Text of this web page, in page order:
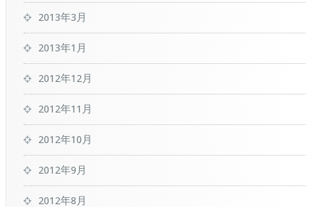
2013年3月
2013年1月
2012年12月
2012年11月
2012年10月
2012年9月
2012年8月